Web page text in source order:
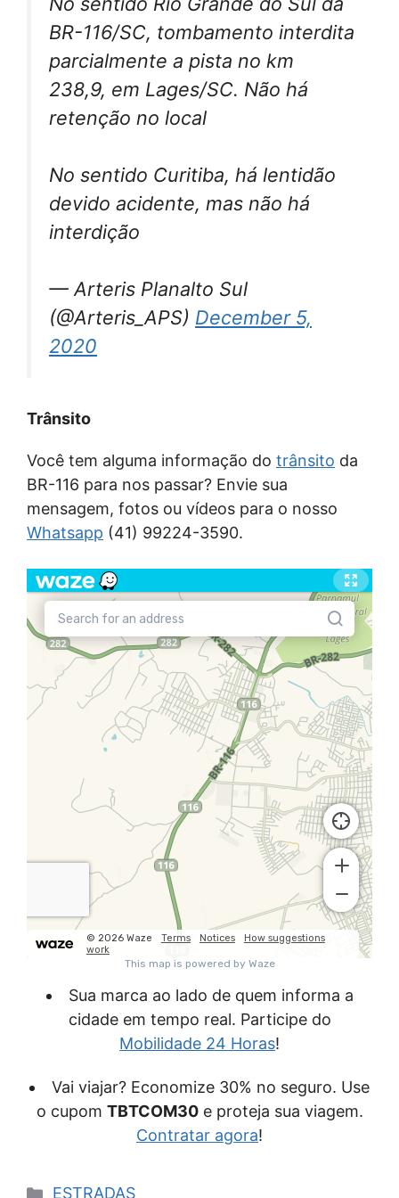
BR-116/SC, tombamento interdita
parcialmente a pista no km
238,9, em Lages/SC. Não há
retenção no local
No sentido Curitiba, há lentidão
devido acidente, mas não há
interdição
— Arteris Planalto Sul
(@Arteris_APS) December 5,
2020
Trânsito
Você tem alguma informação do trânsito da
BR-116 para nos passar? Envie sua
mensagem, fotos ou vídeos para o nosso
Whatsapp (41) 99224-3590.
Sua marca ao lado de quem informa a
cidade em tempo real. Participe do
Mobilidade 24 Horas!
Vai viajar? Economize 30% no seguro. Use
o cupom TBTCOM30e proteja sua viagem.
Contratar agora!
Categorias
ESTRADAS